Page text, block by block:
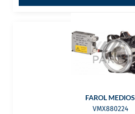
FAROL MEDIOS
VMX880224